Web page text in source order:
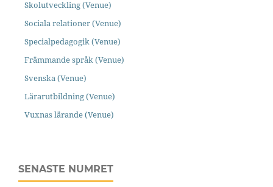
Skolutveckling (Venue)
Sociala relationer (Venue)
Specialpedagogik (Venue)
Främmande språk (Venue)
Svenska (Venue)
Lärarutbildning (Venue)
Vuxnas lärande (Venue)
SENASTE NUMRET